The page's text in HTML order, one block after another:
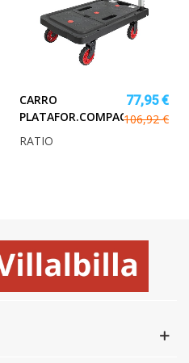
CARRO
77,95 €
106,92 €
RATIO